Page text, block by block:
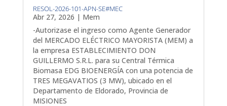
RESOL-2026-101-APN-SE#MEC
Abr 27, 2026 | Mem
-Autorizase el ingreso como Agente Generador
del MERCADO ELÉCTRICO MAYORISTA (MEM) a
la empresa ESTABLECIMIENTO DON
GUILLERMO S.R.L. para su Central Térmica
Biomasa EDG BIOENERGÍA con una potencia de
TRES MEGAVATIOS (3 MW), ubicado en el
Departamento de Eldorado, Provincia de
MISIONES